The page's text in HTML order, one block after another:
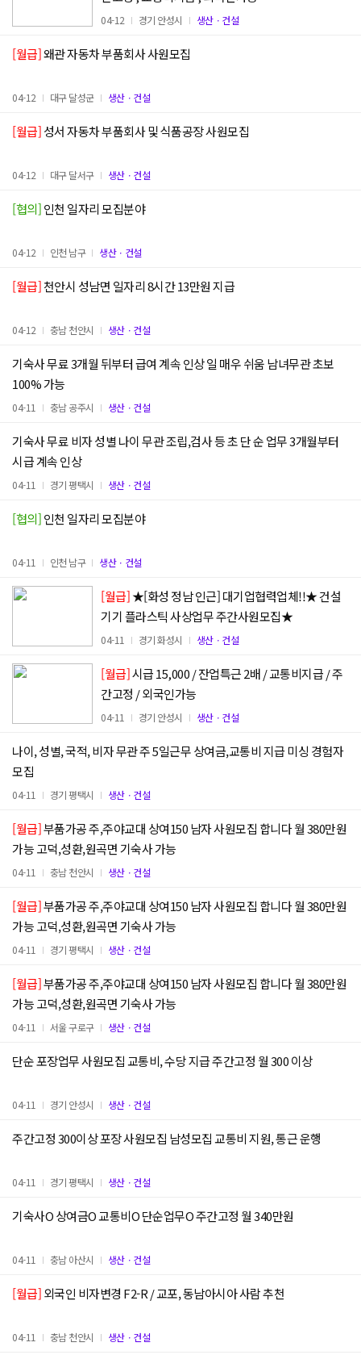
04-12 경기 안성시 생산ㆍ건설
[월급]왜관 자동차 부품회사 사원모집
04-12 대구 달성군 생산ㆍ건설
[월급]성서 자동차 부품회사 및 식품공장 사원모집
04-12 대구 달서구 생산ㆍ건설
[협의]인천 일자리 모집분야
04-12 인천 남구 생산ㆍ건설
[월급]천안시 성남면 일자리 8시간 13만원 지급
04-12 충남 천안시 생산ㆍ건설
기숙사 무료 3개월 뒤부터 급여 계속 인상 일 매우 쉬움 남녀무관 초보
100% 가능
04-11 충남 공주시 생산ㆍ건설
기숙사 무료 비자 성별 나이 무관 조립,검사 등 초 단 순 업무 3개월부터
시급 계속 인상
04-11 경기 평택시 생산ㆍ건설
[협의]인천 일자리 모집분야
04-11 인천 남구 생산ㆍ건설
[월급]
기기 플라스틱 사상업무 주간사원모집★
04-11 경기 화성시 생산ㆍ건설
[월급]
간고정 / 외국인가능
04-11 경기 안성시 생산ㆍ건설
나이, 성별, 국적, 비자 무관 주 5일근무 상여금,교통비 지급 미싱 경험자
모집
04-11 경기 평택시 생산ㆍ건설
[월급]
가능 고덕,성환,원곡면 기숙사 가능
04-11 충남 천안시 생산ㆍ건설
[월급]
가능 고덕,성환,원곡면 기숙사 가능
04-11 경기 평택시 생산ㆍ건설
[월급]
가능 고덕,성환,원곡면 기숙사 가능
04-11 서울 구로구 생산ㆍ건설
단순 포장업무 사원모집 교통비, 수당 지급 주간고정 월 300 이상
04-11 경기 안성시 생산ㆍ건설
주간고정 300이상 포장 사원모집 남성모집 교통비 지원, 통근 운행
04-11 경기 평택시 생산ㆍ건설
기숙사O 상여금O 교통비O 단순업무O 주간고정 월 340만원
04-11 충남 아산시 생산ㆍ건설
[월급]외국인 비자변경 F2-R / 교포, 동남아시아 사람 추천
04-11 충남 천안시 생산ㆍ건설